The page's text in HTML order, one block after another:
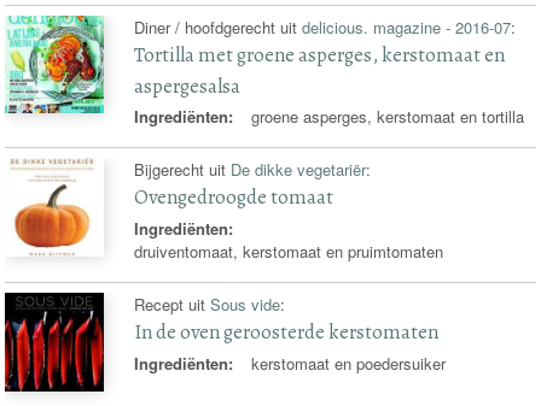
Diner / hoofdgerecht uitdelicious. magazine - 2016-07:
Tortilla met groene asperges, kerstomaat en
aspergesalsa
Ingrediënten: groene asperges, kerstomaat en tortilla
Bijgerecht uit De dikke vegetariër:
Ovengedroogde tomaat
Ingrediënten:
druiventomaat, kerstomaat en pruimtomaten
Recept uitSous vide:
In de oven geroosterde kerstomaten
Ingrediënten: kerstomaat en poedersuiker